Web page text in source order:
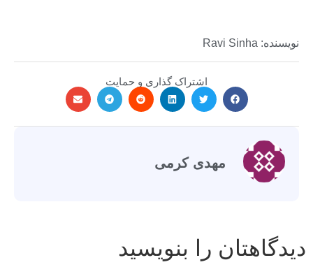
نویسنده: Ravi Sinha
اشتراک گذاری و حمایت
مهدی کرمی
دیدگاهتان را بنویسید